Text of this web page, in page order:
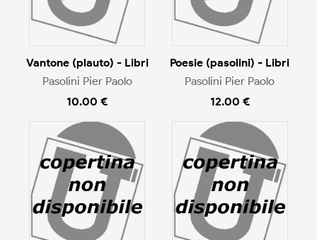
Vantone (plauto) - Libri
Pasolini Pier Paolo
10.00 €
Poesie (pasolini) - Libri
Pasolini Pier Paolo
12.00 €